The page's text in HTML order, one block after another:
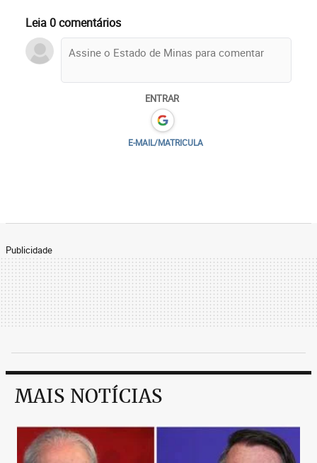
Leia 0 comentários
ENTRAR
E-MAIL/MATRICULA
Publicidade
MAIS NOTÍCIAS